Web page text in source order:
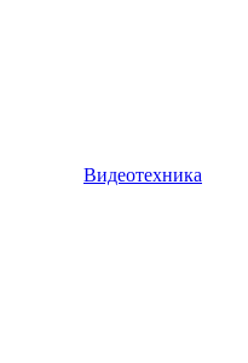
Видеотехника